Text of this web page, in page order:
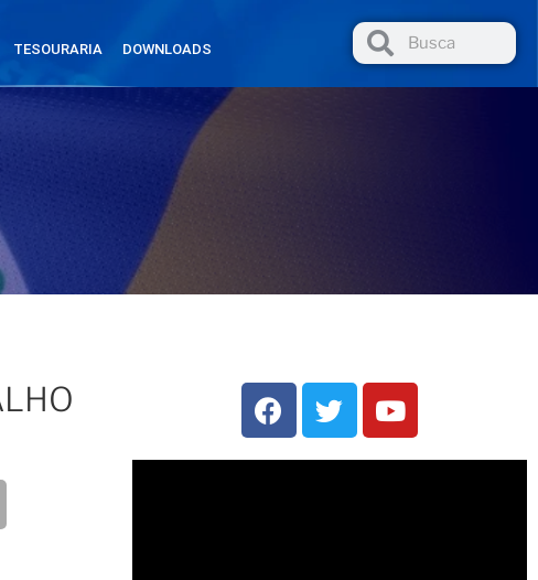
TESOURARIA DOWNLOADS